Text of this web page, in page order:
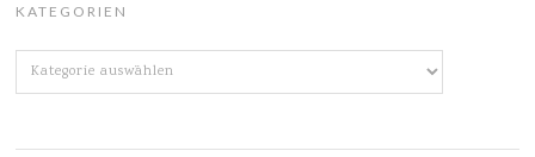
KATEGORIEN
Kategorien